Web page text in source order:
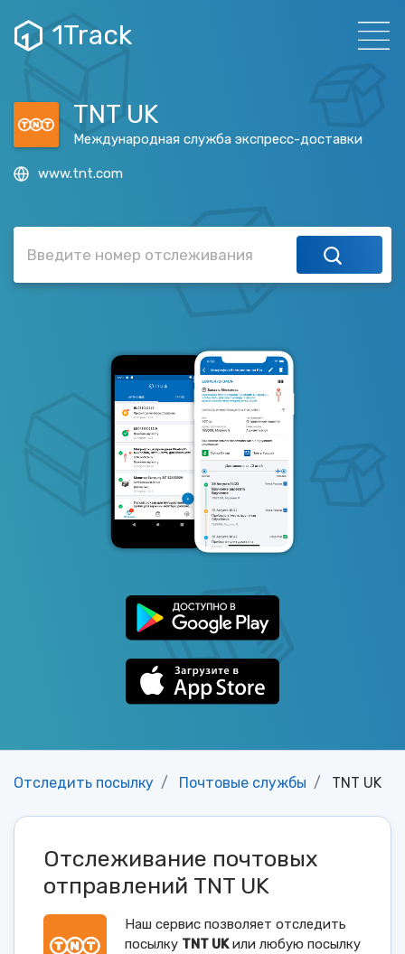
1Track
TNT UK
Международная служба экспресс-доставки
www.tnt.com
Отследить посылку Почтовые службы TNT UK
Отслеживание почтовых
отправлений TNT UK
Наш сервис позволяет отследить
посылку TNT UKили любую посылку